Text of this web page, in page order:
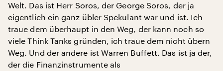
Welt. Das ist Herr Soros, der George Soros, der ja
eigentlich ein ganz übler Spekulant war und ist. Ich
traue dem überhaupt in den Weg, der kann noch so
viele Think Tanks gründen, ich traue dem nicht übern
Weg. Und der andere ist Warren Buffett. Das ist ja der,
der die Finanzinstrumente als